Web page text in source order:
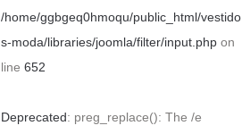
/home/ggbgeq0hmoqu/public_html/vestido
s-moda/libraries/joomla/filter/input.php on
line 652
Deprecated: preg_replace(): The /e